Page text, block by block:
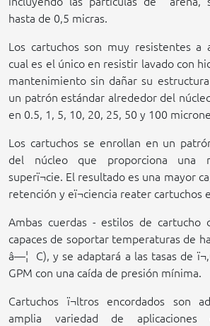
hasta de 0,5 micras.
Los cartuchos son muy resistentes a
cual es el único en resistir lavado con
mantenimiento sin dañar su
un patrón estándar alrededor del
en 0.5, 1, 5, 10, 20, 25, 50 y 100
Los cartuchos se enrollan en un
del núcleo que proporciona una
superï¬cie. El resultado es una mayor
retención y eï¬ciencia reater cartuchos
Ambas cuerdas - estilos de cartucho
capaces de soportar temperaturas de
â—¦ C), y se adaptará a las tasas de
GPM con una caída de presión mínima.
Cartuchos ï¬ltros encordados son
amplia variedad de aplicaciones